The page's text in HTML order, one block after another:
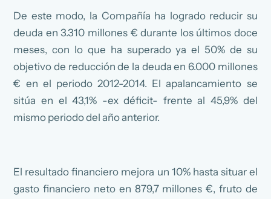
De este modo, la Compañía ha logrado reducir su
deuda en 3.310 millones € durante los últimos doce
meses, con lo que ha superado ya el 50% de su
objetivo de reducción de la deuda en 6.000 millones
€ en el periodo 2012-2014. El apalancamiento se
sitúa en el 43,1% -ex déficit- frente al 45,9% del
mismo periodo del año anterior.
El resultado financiero mejora un 10% hasta situar el
gasto financiero neto en 879,7 millones €, fruto de